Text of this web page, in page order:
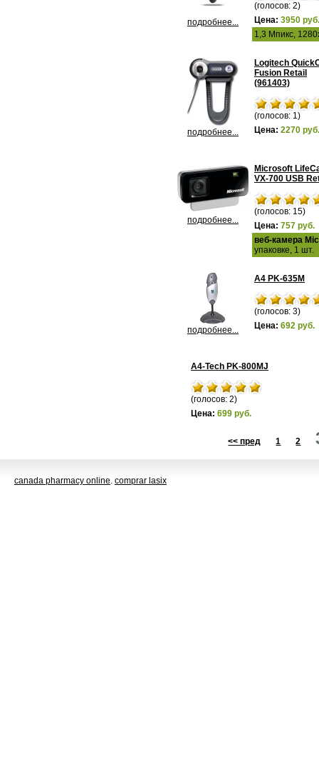
подробнее...
(голосов: 2)
Цена: 3950 руб.
1,3 Мпикс,
подробнее...
Logitech
Fusion Retail
(961403)
(голосов: 1)
Цена: 2270 руб.
подробнее...
Microsoft
VX-700 USB
(голосов: 15)
Цена: 757 руб.
веб-камера
упаковке, 1 шт.
подробнее...
A4 PK-635M
(голосов: 3)
Цена: 692 руб.
A4-Tech PK-800MJ
(голосов: 2)
Цена: 699 руб.
<< пред 1 2
canada pharmacy online. comprar lasix